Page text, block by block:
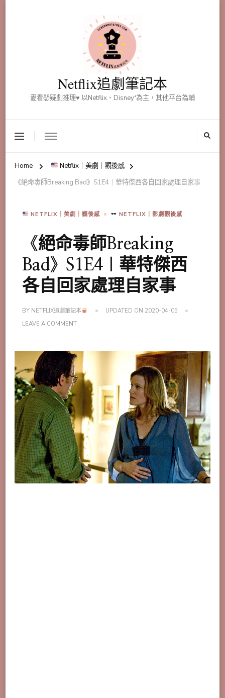
Netflix追劇筆記本
愛看懸疑劇推理♥ 以Netflix、Disney⁺為主，其他平台為輔
Home
Netflix｜美劇｜觀後感
《絕命毒師Breaking Bad》S1E4｜華特傑西各自回家處理自家事
NETFLIX｜美劇｜觀後感 NETFLIX｜影劇觀後感
《絕命毒師Breaking
Bad》S1E4｜華特傑西
各自回家處理自家事
BY NETFLIX追劇筆記本 UPDATED ON 2020-04-05
LEAVE A COMMENTON
師
BREAKING
BAD》
S1E4
傑
西
自
回
家
處
理
自
家